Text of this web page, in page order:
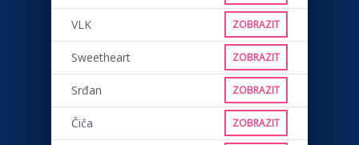
VLK ZOBRAZIT
Sweetheart ZOBRAZIT
Srđan ZOBRAZIT
Čiča ZOBRAZIT